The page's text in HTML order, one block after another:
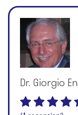
Dr. Giorgio